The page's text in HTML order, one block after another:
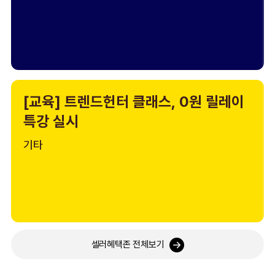
[교육] 트렌드헌터 클래스, 0원 릴레이
특강 실시
기타
셀러혜택존 전체보기